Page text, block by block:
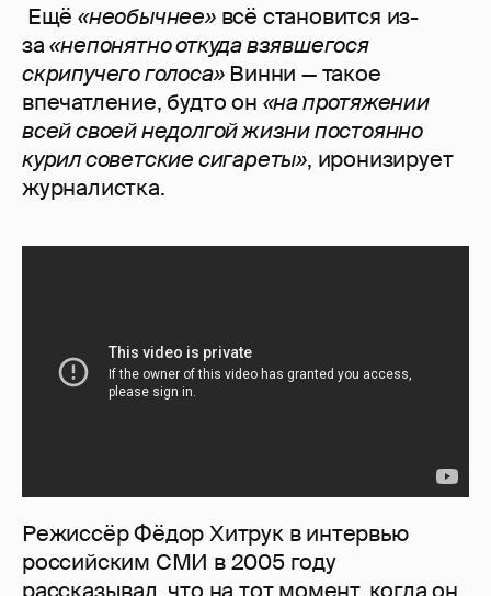
Ещё «необычнее»всё становится из-
за«непонятно откуда взявшегося
скрипучего голоса»Винни — такое
впечатление, будто он «на протяжении
всей своей недолгой жизни постоянно
курил советские сигареты», иронизирует
журналистка.
Режиссёр Фёдор Хитрук в интервью
российским СМИ в 2005 году